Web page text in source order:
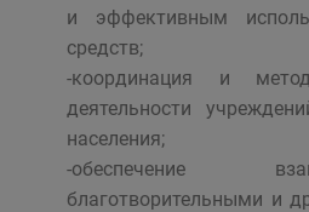
и эффективным
средств;
-координация и
деятельности
населения;
-обеспечение
благотворительными и